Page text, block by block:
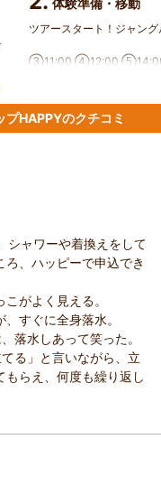
体験準備・移動
ツアースタート！ジャ
③11:00 ④12:00
HAPPYのクチコミ
シャワーや着換えをして
、ハッピーで申込でき
がよく見える。
すぐに全身落水。
落水しあって笑った。
る」と言いながら、立
らえ、何度も繰り返し
した。
ビングしようとおもい